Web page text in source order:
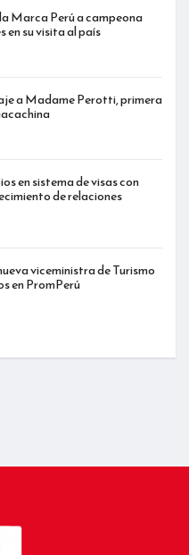
Marca Perú a campeona
en su visita al país
a Madame Perotti, primera
en sistema de visas con
de relaciones
viceministra de Turismo
en PromPerú